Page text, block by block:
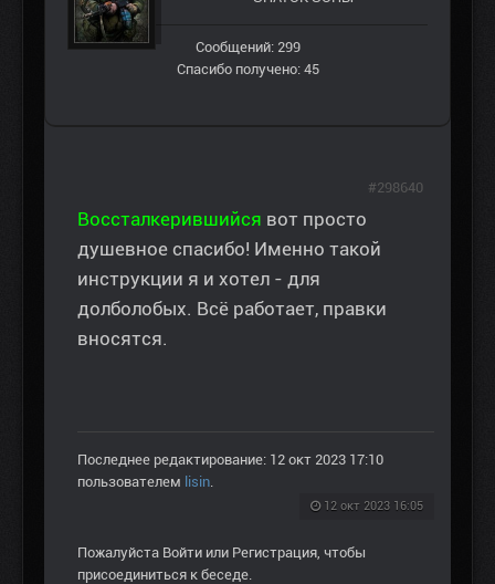
Сообщений: 299
Спасибо получено: 45
Воссталкерившийся вот просто
душевное спасибо! Именно такой
инструкции я и хотел - для
долболобых. Всё работает, правки
вносятся.
Последнее редактирование: 12 окт 2023 17:10
пользователем lisin
12 окт 2023 16:05
#298640
Пожалуйста Войти или Регистрация , чтобы
присоединиться к беседе.